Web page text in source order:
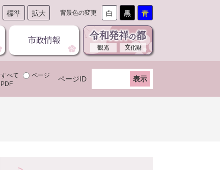
標準 拡大 背景色の変更 白 黒 青
市政情報
すべて
ページ
PDF
ページID